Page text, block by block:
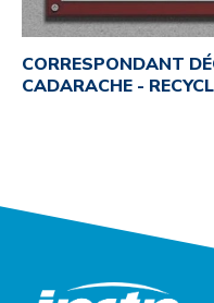
CORRESPONDANT
CADARACHE -